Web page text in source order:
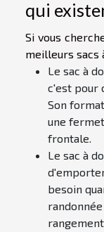
qui
Si vous
meilleurs sacs
Le sac à
c'est pour
Son
une
frontale.
Le sac à
besoin